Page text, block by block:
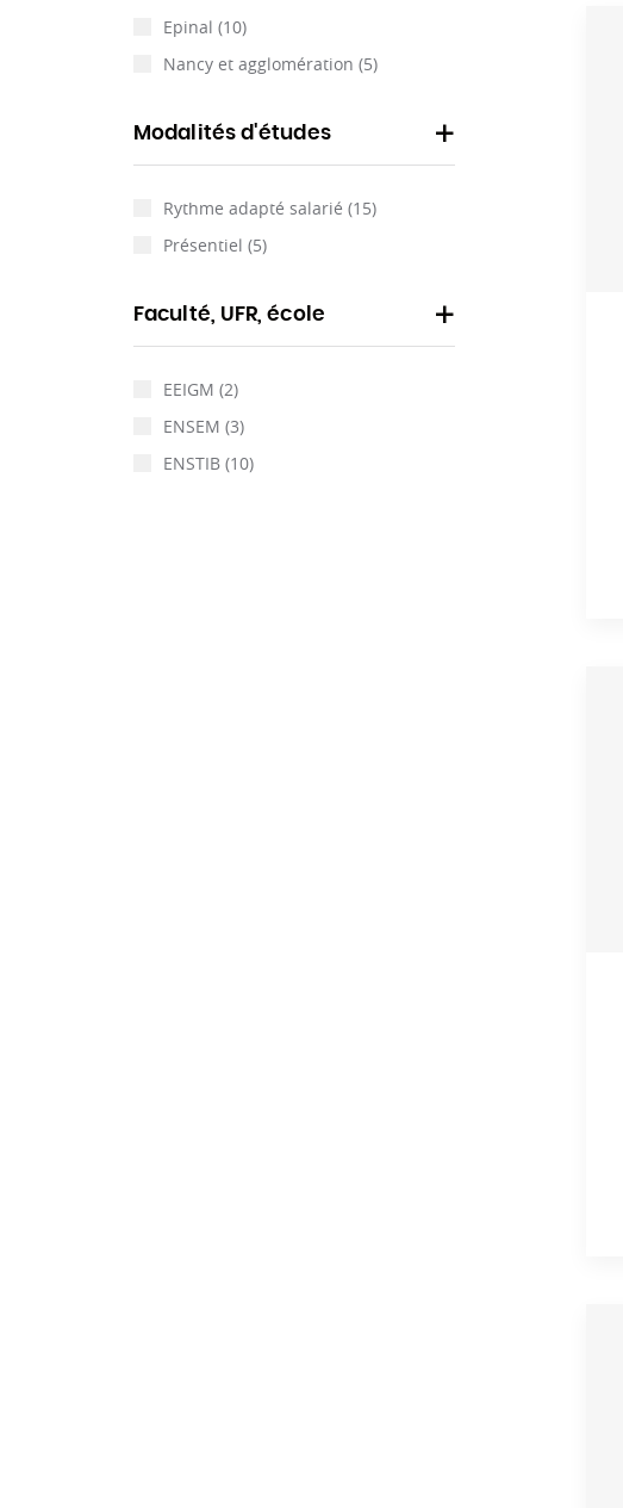
Epinal (10)
Nancy et agglomération (5)
Modalités d'études
Rythme adapté salarié (15)
Présentiel (5)
Faculté, UFR, école
EEIGM (2)
ENSEM (3)
ENSTIB (10)